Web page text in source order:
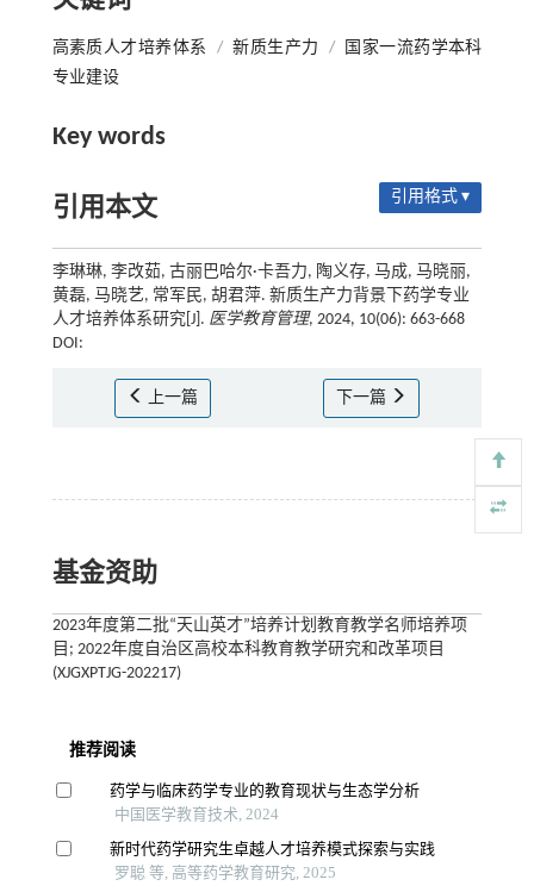
高素质人才培养体系 / 新质生产力 /
国家一流药学本科
专业建设
Key words
引用本文 引用格式 ▾
李琳琳, 李改茹, 古丽巴哈尔·卡吾力, 陶义存, 马成, 马晓丽,
黄磊, 马晓艺, 常军民, 胡君萍. 新质生产力背景下药学专业
人才培养体系研究[J]. 医学教育管理, 2024, 10(06): 663-668
DOI:
上一篇 下一篇
基金资助
2023年度第二批“天山英才”培养计划教育教学名师培养项
目; 2022年度自治区高校本科教育教学研究和改革项目
(XJGXPTJG-202217)